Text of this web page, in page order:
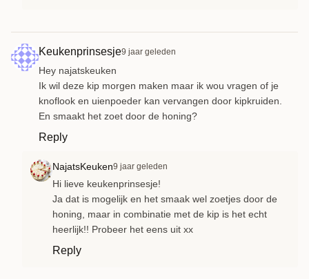
Keukenprinsesje9 jaar geleden
Hey najatskeuken
Ik wil deze kip morgen maken maar ik wou vragen of je
knoflook en uienpoeder kan vervangen door kipkruiden.
En smaakt het zoet door de honing?
Reply
NajatsKeuken9 jaar geleden
Hi lieve keukenprinsesje!
Ja dat is mogelijk en het smaak wel zoetjes door de
honing, maar in combinatie met de kip is het echt
heerlijk!! Probeer het eens uit xx
Reply